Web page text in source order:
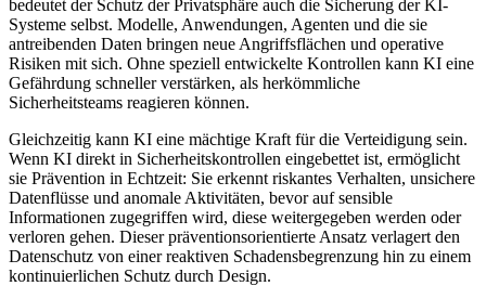
bedeutet der Schutz der Privatsphäre auch die Sicherung der KI-
Systeme selbst. Modelle, Anwendungen, Agenten und die sie
antreibenden Daten bringen neue Angriffsflächen und operative
Risiken mit sich. Ohne speziell entwickelte Kontrollen kann KI eine
Gefährdung schneller verstärken, als herkömmliche
Sicherheitsteams reagieren können.
Gleichzeitig kann KI eine mächtige Kraft für die Verteidigung sein.
Wenn KI direkt in Sicherheitskontrollen eingebettet ist, ermöglicht
sie Prävention in Echtzeit: Sie erkennt riskantes Verhalten, unsichere
Datenflüsse und anomale Aktivitäten, bevor auf sensible
Informationen zugegriffen wird, diese weitergegeben werden oder
verloren gehen. Dieser präventionsorientierte Ansatz verlagert den
Datenschutz von einer reaktiven Schadensbegrenzung hin zu einem
kontinuierlichen Schutz durch Design.